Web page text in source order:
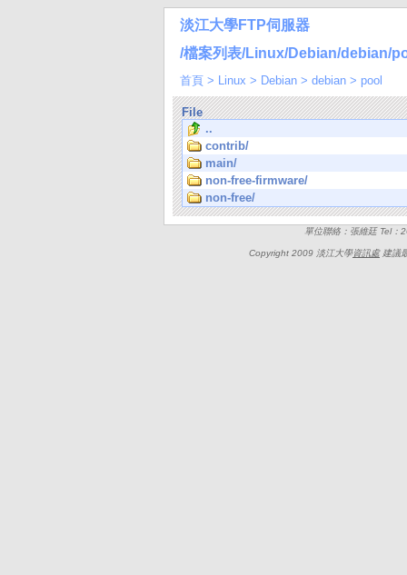
淡江大學FTP伺服器
/檔案列表/Linux/Debian/debian/
首頁 > Linux > Debian > debian > pool
File
..
contrib/
main/
non-free-firmware/
non-free/
單位聯絡：張維廷 Tel
Copyright 2009 淡江大學資訊處建議